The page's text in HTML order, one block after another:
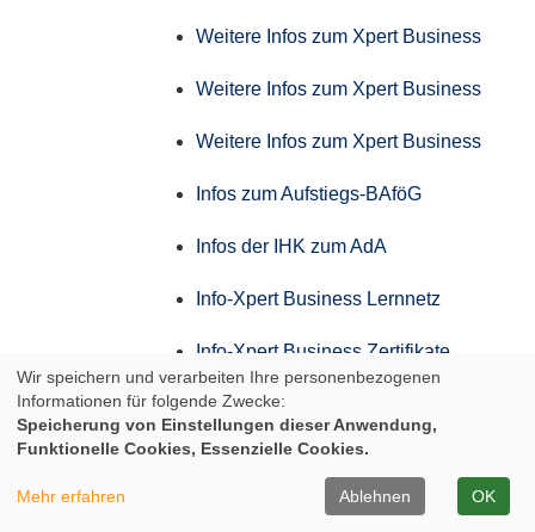
Weitere Infos zum Xpert Business
Weitere Infos zum Xpert Business
Weitere Infos zum Xpert Business
Infos zum Aufstiegs-BAföG
Infos der IHK zum AdA
Info-Xpert Business Lernnetz
Info-Xpert Business Zertifikate
Weitere Infos zum Xpert Business
Weitere Infos zum Xpert Business
Weitere Infos zum Xpert Business
Wir speichern und verarbeiten Ihre personenbezogenen
Informationen für folgende Zwecke:
Speicherung von Einstellungen dieser Anwendung,
Funktionelle Cookies, Essenzielle Cookies.
Mehr erfahren Ablehnen OK